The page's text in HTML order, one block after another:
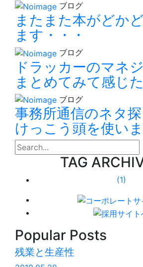
ブログ
またまた本がどか
ます・・・
ブログ
ドラッカーのマネ
まとめてみて感じ
ブログ
事務所通信のネタ
けっこう頭を使いま
search
TAG
(1)
Popular Posts
残業と生産性